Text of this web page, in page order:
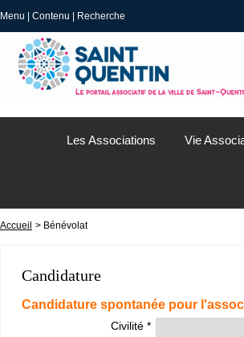
Menu Contenu Recherche
Les Associations Vie
Accueil > Bénévolat
Candidature
Candidature spontanée pour
Civilité *